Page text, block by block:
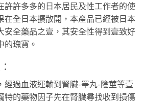
許許多多的日本居民及性工作者的使
在全日本擴散開，本產品已經被日本
安全藥品之壹，其安全性得到壹致好
的瑰寶。
經過血液運輸到腎臟-睪丸-陰莖等壹
特的藥物因子先在腎臟尋找收到損傷